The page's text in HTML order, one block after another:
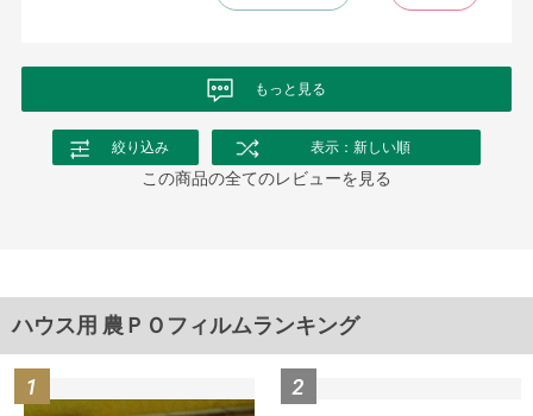
もっと見る
絞り込み 表示：新しい順
この商品の全てのレビューを見る
ハウス用 農ＰＯフィルムランキング